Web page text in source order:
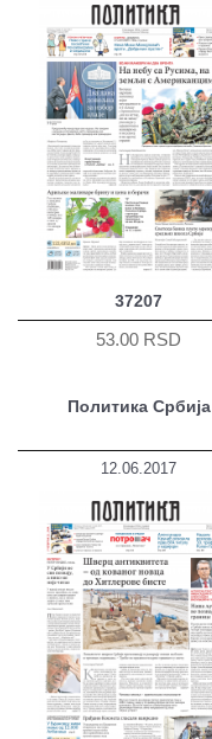
37207
53.00 RSD
Политика Србија
12.06.2017